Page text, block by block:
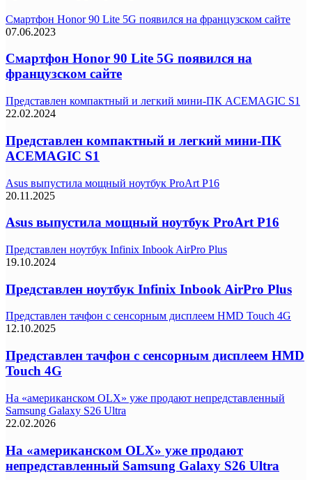
Смартфон Honor 90 Lite 5G появился на французском сайте
07.06.2023
Смартфон Honor 90 Lite 5G появился на
французском сайте
Представлен компактный и легкий мини-ПК ACEMAGIC S1
22.02.2024
Представлен компактный и легкий мини-ПК
ACEMAGIC S1
Asus выпустила мощный ноутбук ProArt P16
20.11.2025
Asus выпустила мощный ноутбук ProArt P16
Представлен ноутбук Infinix Inbook AirPro Plus
19.10.2024
Представлен ноутбук Infinix Inbook AirPro Plus
Представлен тачфон с сенсорным дисплеем HMD Touch 4G
12.10.2025
Представлен тачфон с сенсорным дисплеем HMD
Touch 4G
На «американском OLX» уже продают непредставленный
Samsung Galaxy S26 Ultra
22.02.2026
На «американском OLX» уже продают
непредставленный Samsung Galaxy S26 Ultra